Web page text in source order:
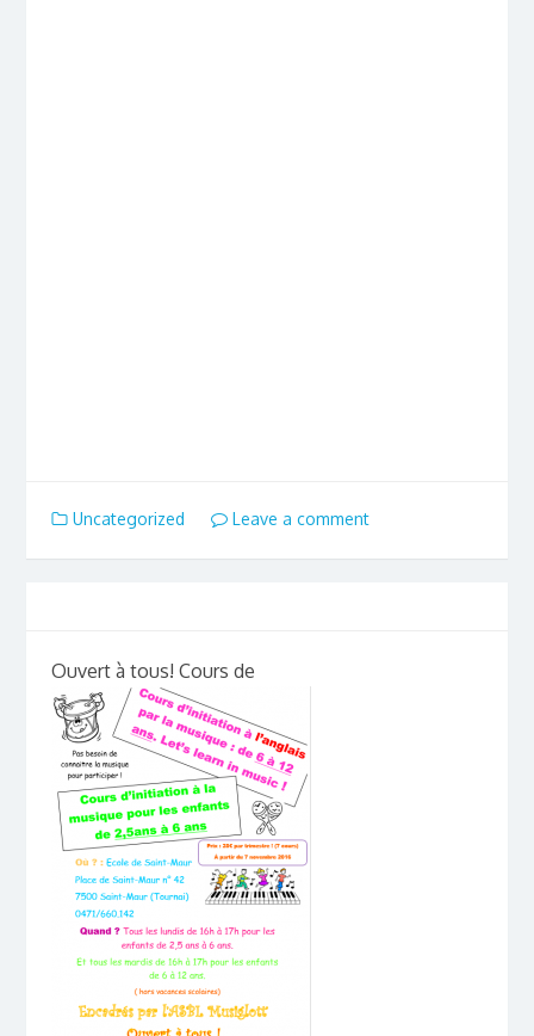
Uncategorized Leave a comment
Ouvert à tous! Cours de